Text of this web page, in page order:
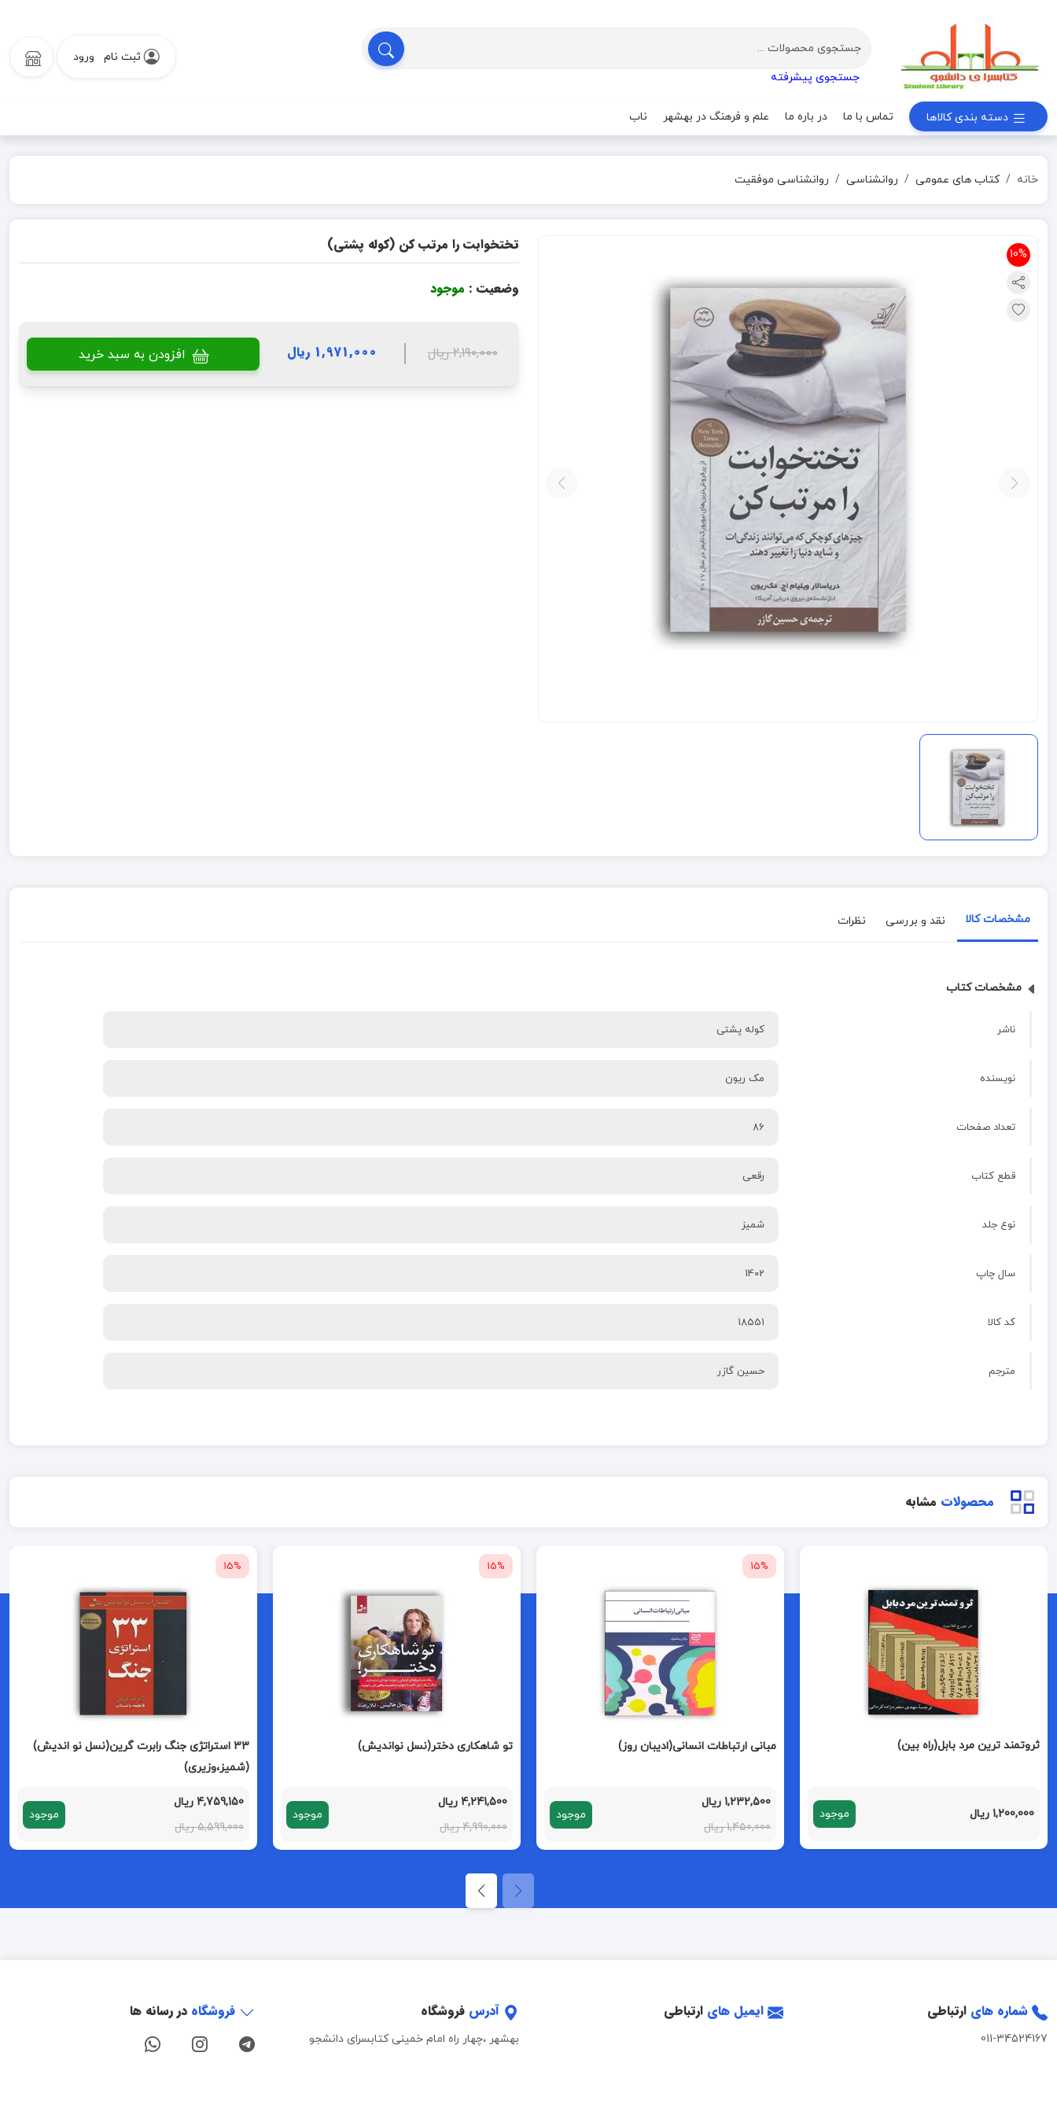
جستجوی پیشرفته
ثبت نام ورود
دسته بندی کالاها تماس با ما در باره ما علم و فرهنگ در بهشهر ناب
خانه کتاب های عمومی روانشناسی روانشناسی موفقیت
10%
تختخوابت را مرتب کن (کوله پشتی)
وضعیت : موجود
2,190,000 ریال 1,971,000 ریال افزودن به سبد خرید
مشخصات کالا نقد و بررسی نظرات
مشخصات کتاب
ناشر کوله پشتی
نویسنده مک ریون
تعداد صفحات 86
قطع کتاب رقعی
نوع جلد شمیز
سال چاپ 1402
کد کالا 18551
مترجم حسین گازر
محصولات مشابه
ثروتمند ترین مرد بابل(راه بین)
1,200,000 ریال موجود
15%
مبانی ارتباطات انسانی(ادیبان روز)
1,232,500 ریال
1,450,000 ریال
موجود
15%
تو شاهکاری دختر(نسل نواندیش)
4,241,500 ریال
4,990,000 ریال
موجود
15%
33 استراتژی جنگ رابرت گرین(نسل نو اندیش)
(شمیز،وزیری)
4,759,150 ریال
5,599,000 ریال
موجود
شماره های ارتباطی
011-34524167
ایمیل های ارتباطی آدرس فروشگاه
بهشهر ،چهار راه امام خمینی کتابسرای دانشجو
فروشگاه در رسانه ها